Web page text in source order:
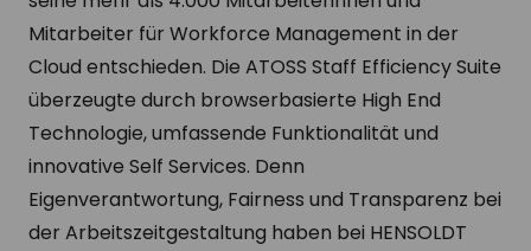
Mitarbeiter für Workforce Management in der
Cloud entschieden. Die ATOSS Staff Efficiency Suite
überzeugte durch browserbasierte High End
Technologie, umfassende Funktionalität und
innovative Self Services. Denn
Eigenverantwortung, Fairness und Transparenz bei
der Arbeitszeitgestaltung haben bei HENSOLDT